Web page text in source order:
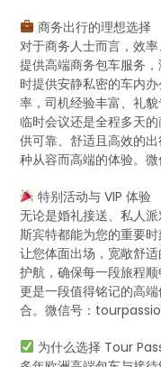
商务出行的理想选择
对于商务人士而言，效
提供高端商务包车服务
时提供安静私密的车内
率，司机经验丰富、礼
临时会议还是全程多天
供可靠、舒适且高效的
种从容而高端的体验。
特别活动与 VIP 体验
无论是婚礼接送、私人
斯宾特都能为您的重要
让您体面出场，宽敞舒
护航，确保每一段旅程
更是一段值得铭记的高
合。微信号：
为什么选择 Tour